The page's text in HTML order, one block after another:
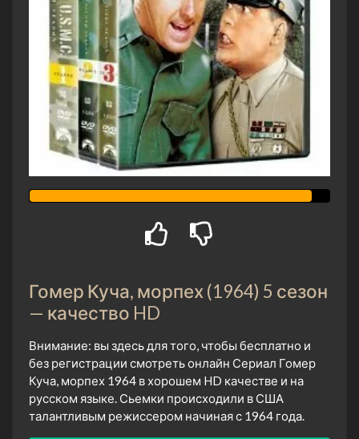
Гомер Куча, морпех (1964) 5 сезон
— качество HD
Внимание: вы здесь для того, чтобы бесплатно и
без регистрации смотреть онлайн Сериал Гомер
Куча, морпех 1964 в хорошем HD качестве и на
русском языке. Сьемки происходили в США
талантливым режиссером начиная с 1964 года.